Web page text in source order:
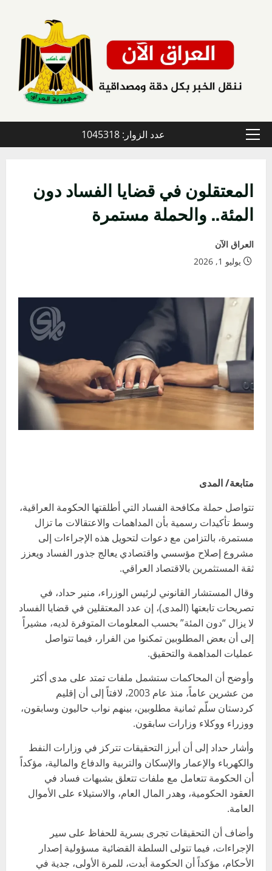
القائمة
عدد الزوار: 1045318
المعتقلون في قضايا الفساد دون
المئة.. والحملة مستمرة
العراق الآن
يوليو 1, 2026
متابعة/ المدى
تتواصل حملة مكافحة الفساد التي أطلقتها الحكومة العراقية،
وسط تأكيدات رسمية بأن المداهمات والاعتقالات ما تزال
مستمرة، بالتزامن مع دعوات لتحويل هذه الإجراءات إلى
مشروع إصلاح مؤسسي واقتصادي يعالج جذور الفساد ويعزز
ثقة المستثمرين بالاقتصاد العراقي.
وقال المستشار القانوني لرئيس الوزراء، منير حداد، في
تصريحات تابعتها (المدى)، إن عدد المعتقلين في قضايا الفساد
لا يزال “دون المئة” بحسب المعلومات المتوفرة لديه، مشيراً
إلى أن بعض المطلوبين تمكنوا من الفرار، فيما تتواصل
عمليات المداهمة والتحقيق.
وأوضح أن المحاكمات ستشمل ملفات تمتد على مدى أكثر
من عشرين عاماً، منذ عام 2003، لافتاً إلى أن إقليم
كردستان سلّم ثمانية مطلوبين، بينهم نواب حاليون وسابقون،
ووزراء ووكلاء وزارات سابقون.
وأشار حداد إلى أن أبرز التحقيقات تتركز في وزارات النفط
والكهرباء والإعمار والإسكان والتربية والدفاع والمالية، مؤكداً
أن الحكومة تتعامل مع ملفات تتعلق بشبهات فساد في
العقود الحكومية، وهدر المال العام، والاستيلاء على الأموال
العامة.
وأضاف أن التحقيقات تجرى بسرية للحفاظ على سير
الإجراءات، فيما تتولى السلطة القضائية مسؤولية إصدار
الأحكام، مؤكداً أن الحكومة أبدت، للمرة الأولى، جدية في